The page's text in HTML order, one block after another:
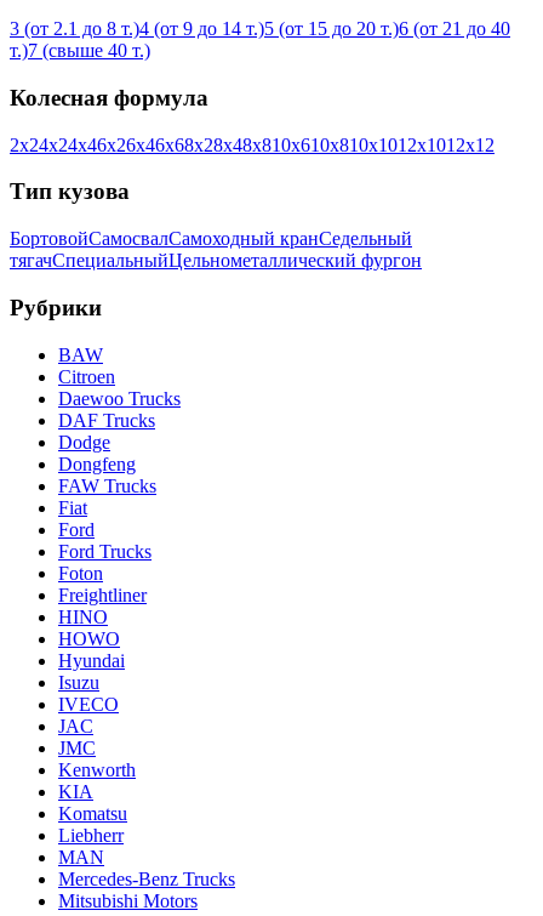
3 (от 2.1 до 8 т.)4 (от 9 до 14 т.)5 (от 15 до 20 т.)6 (от 21 до 40
т.)7 (свыше 40 т.)
Колесная формула
2х24х24х46х26х46х68х28х48х810х610х810х1012х1012х12
Тип кузова
БортовойСамосвалСамоходный кранСедельный
тягачСпециальныйЦельнометаллический фургон
Рубрики
BAW
Citroen
Daewoo Trucks
DAF Trucks
Dodge
Dongfeng
FAW Trucks
Fiat
Ford
Ford Trucks
Foton
Freightliner
HINO
HOWO
Hyundai
Isuzu
IVECO
JAC
JMC
Kenworth
KIA
Komatsu
Liebherr
MAN
Mercedes-Benz Trucks
Mitsubishi Motors